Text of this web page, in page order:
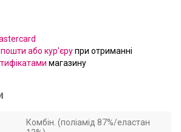
пошти або кур'єрупри отриманні
магазину
Комбін. (поліамід 87%/еластан